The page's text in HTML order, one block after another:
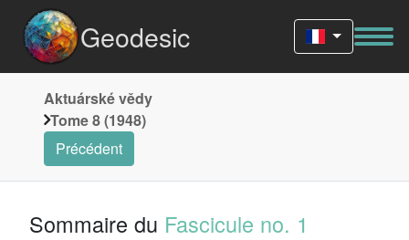
Geodesic
Aktuárské vědy
Tome 8 (1948)
Précédent
Sommaire du Fascicule no. 1